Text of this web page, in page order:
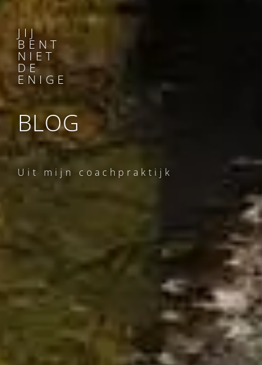
JIJ
BENT
NIET
DE
ENIGE
BLOG
Uit mijn coachpraktijk